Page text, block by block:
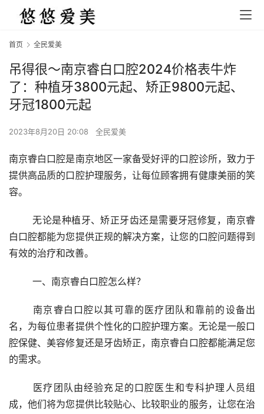
首页 全民爱美
吊得很～南京睿白口腔2024价格表牛炸
了：种植牙3800元起、矫正9800元起、
牙冠1800元起
2023年8月20日 20:08 全民爱美
南京睿白口腔是南京地区一家备受好评的口腔诊所，致力于
提供高品质的口腔护理服务，让每位顾客拥有健康美丽的笑
容。
	无论是种植牙、矫正牙齿还是需要牙冠修复，南京睿
白口腔都能为您提供正规的解决方案，让您的口腔问题得到
有效的治疗和改善。
	一、南京睿白口腔怎么样？
名，为每位患者提供个性化的口腔护理方案。无论是一般口
腔保健、美容修复还是牙齿矫正，南京睿白口腔都能满足您
的需求。
成，他们将为您提供比较贴心、比较职业的服务，让您在治